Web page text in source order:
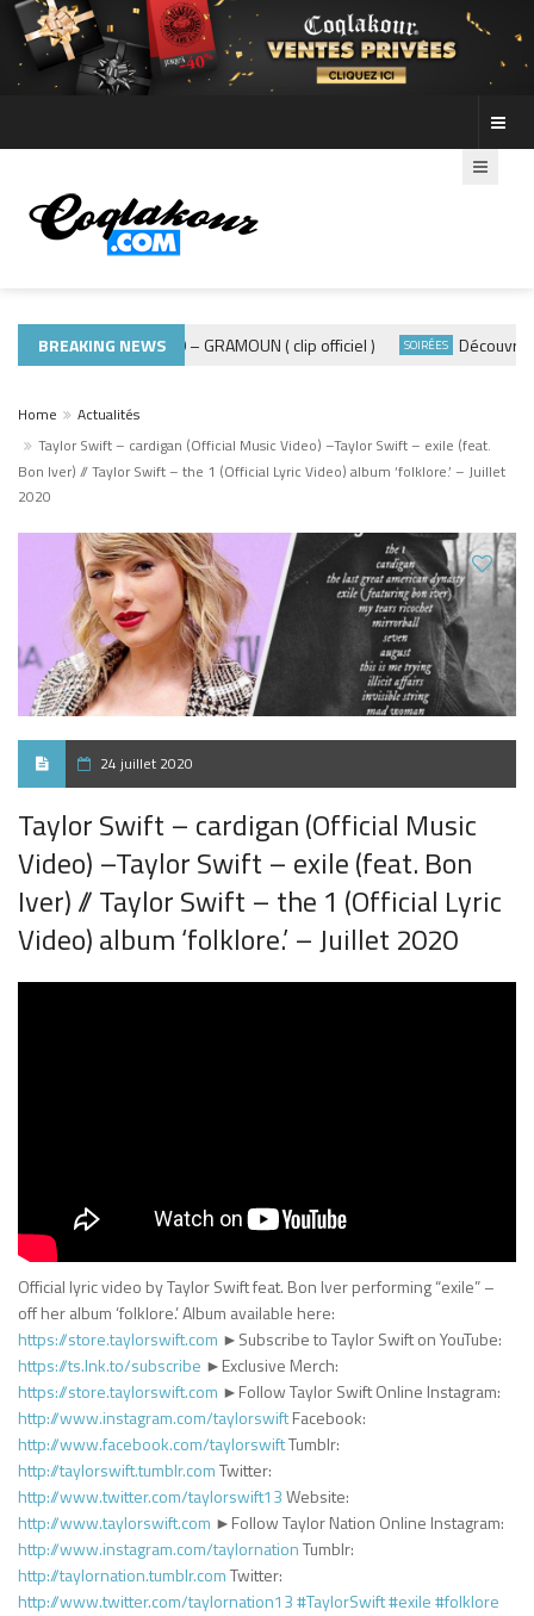
BREAKING NEWS
MUSIQUE 974 ADE440 – GRAMOUN ( clip officiel ) SOIRÉES Découvre les
Home
Actualités
Taylor Swift – cardigan (Official Music Video) –Taylor Swift – exile (feat.
Bon Iver) // Taylor Swift – the 1 (Official Lyric Video) album ‘folklore.’ – Juillet
2020
24 juillet 2020
Taylor Swift – cardigan (Official Music
Video) –Taylor Swift – exile (feat. Bon
Iver) // Taylor Swift – the 1 (Official Lyric
Video) album ‘folklore.’ – Juillet 2020
Official lyric video by Taylor Swift feat. Bon Iver performing “exile” –
off her album ‘folklore.’ Album available here:
https://store.taylorswift.com ►Subscribe to Taylor Swift on YouTube:
https://ts.lnk.to/subscribe ►Exclusive Merch:
https://store.taylorswift.com ►Follow Taylor Swift Online Instagram:
http://www.instagram.com/taylorswiftFacebook:
http://www.facebook.com/taylorswiftTumblr:
http://taylorswift.tumblr.comTwitter:
http://www.twitter.com/taylorswift13Website:
http://www.taylorswift.com ►Follow Taylor Nation Online Instagram:
http://www.instagram.com/taylornationTumblr:
http://taylornation.tumblr.comTwitter:
http://www.twitter.com/taylornation13#TaylorSwift#exile#folklore